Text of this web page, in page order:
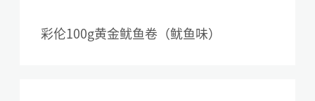
彩伦100g黄金鱿鱼卷（鱿鱼味）